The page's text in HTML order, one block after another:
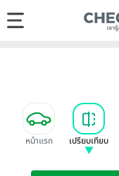
หน้าแรก เปรียบเทียบ